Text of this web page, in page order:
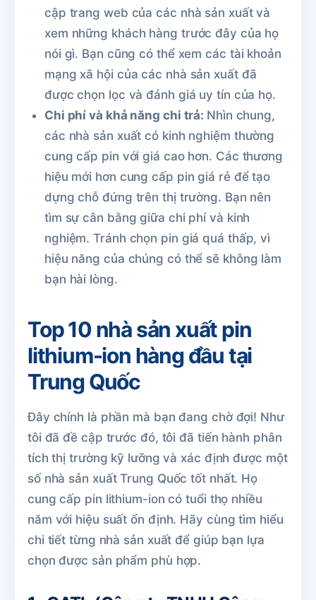
cập trang web của các nhà sản xuất và
xem những khách hàng trước đây của họ
nói gì. Bạn cũng có thể xem các tài khoản
mạng xã hội của các nhà sản xuất đã
được chọn lọc và đánh giá uy tín của họ.
Chi phí và khả năng chi trả: Nhìn chung,
các nhà sản xuất có kinh nghiệm thường
cung cấp pin với giá cao hơn. Các thương
hiệu mới hơn cung cấp pin giá rẻ để tạo
dựng chỗ đứng trên thị trường. Bạn nên
tìm sự cân bằng giữa chi phí và kinh
nghiệm. Tránh chọn pin giá quá thấp, vì
hiệu năng của chúng có thể sẽ không làm
bạn hài lòng.
Top 10 nhà sản xuất pin
lithium-ion hàng đầu tại
Trung Quốc
Đây chính là phần mà bạn đang chờ đợi! Như
tôi đã đề cập trước đó, tôi đã tiến hành phân
tích thị trường kỹ lưỡng và xác định được một
số nhà sản xuất Trung Quốc tốt nhất. Họ
cung cấp pin lithium-ion có tuổi thọ nhiều
năm với hiệu suất ổn định. Hãy cùng tìm hiểu
chi tiết từng nhà sản xuất để giúp bạn lựa
chọn được sản phẩm phù hợp.